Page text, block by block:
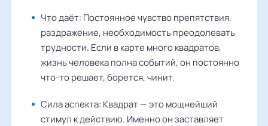
Что даёт: Постоянное чувство препятствия,
раздражение, необходимость преодолевать
трудности. Если в карте много квадратов,
жизнь человека полна событий, он постоянно
что-то решает, борется, чинит.
Сила аспекта: Квадрат — это мощнейший
стимул к действию. Именно он заставляет